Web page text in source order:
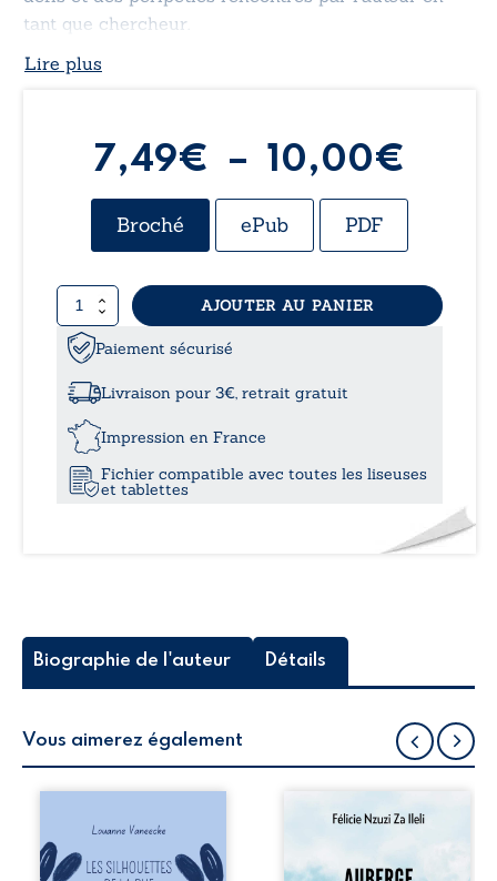
tant que chercheur.
Lire plus
7,49€ – 10,00€
de
Broché ePub PDF
quantité
de
L’affaire
dans
lac...
AJOUTER AU PANIER
Paiement sécurisé
Livraison pour 3€, retrait gratuit
Impression en France
Fichier compatible avec toutes les liseuses
et tablettes
Biographie de l'auteur Détails
Vous aimerez également
la rue donne la
parole à six
personnages
Auberge de la
récit-témoignage